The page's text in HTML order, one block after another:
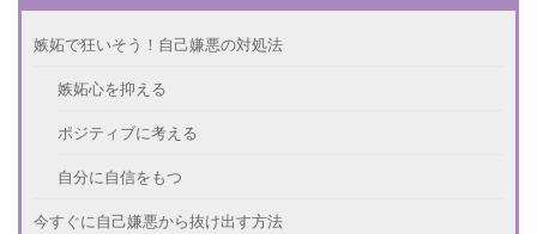
嫉妬で狂いそう！自己嫌悪の対処法
嫉妬心を抑える
ポジティブに考える
自分に自信をもつ
今すぐに自己嫌悪から抜け出す方法